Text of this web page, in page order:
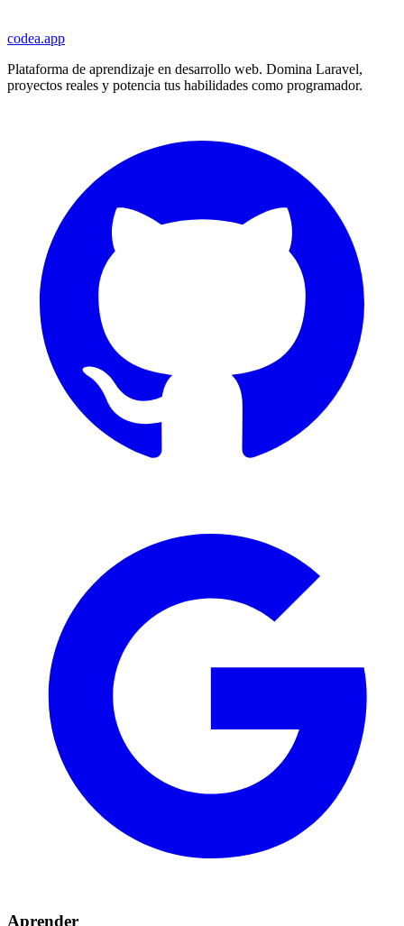
codea.app
Plataforma de aprendizaje en desarrollo web. Domina Laravel,
proyectos reales y potencia tus habilidades como programador.
Aprender